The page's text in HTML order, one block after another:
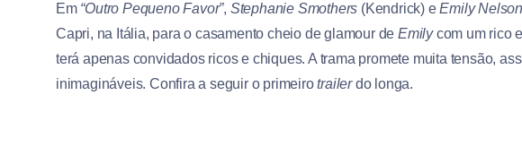
Em “Outro Pequeno Favor”, Stephanie Smothers (Kendrick) eEmily Nelson
Capri, na Itália, para o casamento cheio de glamour de Emilycom um rico
terá apenas convidados ricos e chiques. A trama promete muita tensão,
inimagináveis. Confira a seguir o primeirotrailerdo longa.